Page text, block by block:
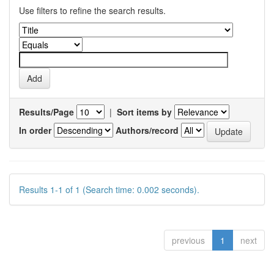
Use filters to refine the search results.
Results/Page | Sort items by
In order
Authors/record
Results 1-1 of 1 (Search time: 0.002 seconds).
previous 1 next